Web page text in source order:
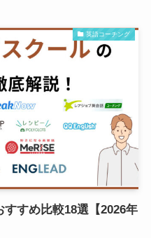
英語コーチング
すめ比較18選【2026年